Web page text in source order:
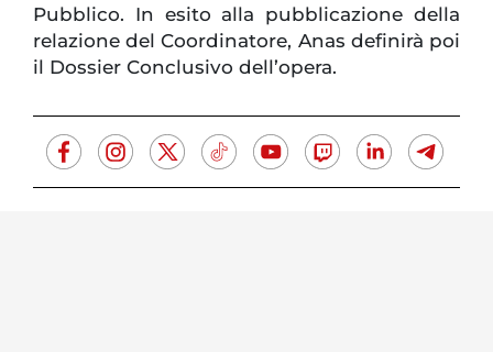
Pubblico. In esito alla pubblicazione della
relazione del Coordinatore, Anas definirà poi
il Dossier Conclusivo dell’opera.